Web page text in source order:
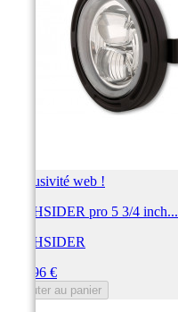
Exclusivité web !
HIGHSIDER pro 5 3/4 inch...
HIGHSIDER
349,96 €
Ajouter au panier